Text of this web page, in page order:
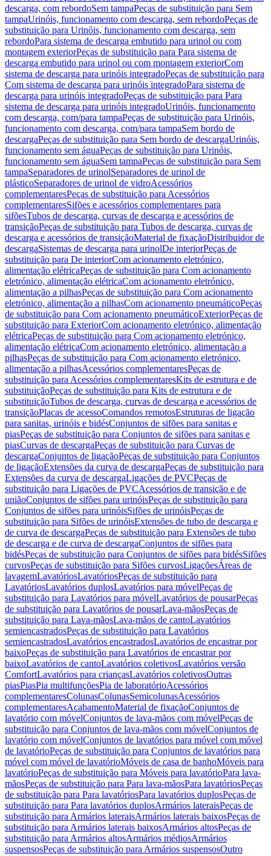
descarga, com rebordoSem tampaPeças de substituição para Sem
tampaUrinóis, funcionamento com descarga, sem rebordoPeças de
substituição para Urinóis, funcionamento com descarga, sem
rebordoPara sistema de descarga embutido para urinol ou com
montagem exteriorPeças de substituição para Para sistema de
descarga embutido para urinol ou com montagem exteriorCom
sistema de descarga para urinóis integradoPeças de substituição para
Com sistema de descarga para urinóis integradoPara sistema de
descarga para urinóis integradoPeças de substituição para Para
sistema de descarga para urinóis integradoUrinóis, funcionamento
com descarga, com/para tampaPeças de substituição para Urinóis,
funcionamento com descarga, com/para tampaSem bordo de
descargaPeças de substituição para Sem bordo de descargaUrinóis,
funcionamento sem águaPeças de substituição para Urinóis,
funcionamento sem águaSem tampaPeças de substituição para Sem
tampaSeparadores de urinolSeparadores de urinol de
plásticoSeparadores de urinol de vidroAcessórios
complementaresPeças de substituição para Acessórios
complementaresSifões e acessórios complementares para
sifõesTubos de descarga, curvas de descarga e acessórios de
transiçãoPeças de substituição para Tubos de descarga, curvas de
descarga e acessórios de transiçãoMaterial de fixaçãoDistribuidor de
descargaSistemas de descarga para urinolDe interiorPeças de
substituição para De interiorCom acionamento eletrónico,
alimentação elétricaPeças de substituição para Com acionamento
eletrónico, alimentação elétricaCom acionamento eletrónico,
alimentação a pilhasPeças de substituição para Com acionamento
eletrónico, alimentação a pilhasCom acionamento pneumáticoPeças
de substituição para Com acionamento pneumáticoExteriorPeças de
substituição para ExteriorCom acionamento eletrónico, alimentação
elétricaPeças de substituição para Com acionamento eletrónico,
alimentação elétricaCom acionamento eletrónico, alimentação a
pilhasPeças de substituição para Com acionamento eletrónico,
alimentação a pilhasAcessórios complementaresPeças de
substituição para Acessórios complementaresKits de estrutura e de
substituiçãoPeças de substituição para Kits de estrutura e de
substituiçãoTubos de descarga, curvas de descarga e acessórios de
transiçãoPlacas de acessoComandos remotosEstruturas de ligação
para sanitas, urinóis e bidésConjuntos de sifões para sanitas e
piasPeças de substituição para Conjuntos de sifões para sanitas e
piasCurvas de descargaPeças de substituição para Curvas de
descargaConjuntos de ligaçãoPeças de substituição para Conjuntos
de ligaçãoExtensões da curva de descargaPeças de substituição para
Extensões da curva de descargaLigações de PVCPeças de
substituição para Ligações de PVCAcessórios de transição e de
uniãoConjuntos de sifões para urinóisPeças de substituição para
Conjuntos de sifões para urinóisSifões de urinóisPeças de
substituição para Sifões de urinóisExtensões de tubo de descarga e
de curva de descargaPeças de substituição para Extensões de tubo
de descarga e de curva de descargaConjuntos de sifões para
bidésPeças de substituição para Conjuntos de sifões para bidésSifões
curvosPeças de substituição para Sifões curvosLigaçõesÁreas de
lavagemLavatóriosLavatóriosPeças de substituição para
LavatóriosLavatórios duplosLavatórios para móvelPeças de
substituição para Lavatórios para móvelLavatórios de pousarPeças
de substituição para Lavatórios de pousarLava-mãosPeças de
substituição para Lava-mãosLava-mãos de cantoLavatórios
semiencastradosPeças de substituição para Lavatórios
semiencastradosLavatórios encastradosLavatórios de encastrar por
baixoPeças de substituição para Lavatórios de encastrar por
baixoLavatórios de cantoLavatórios coletivosLavatórios versão
ComfortLavatórios para criançasLavatórios coletivosOutras
piasPiasPia multifunçõesPia de laboratórioAcessórios
complementaresColunasColunasSemicolunasAcessórios
complementaresAcabamentoMaterial de fixaçãoConjuntos de
lavatório com móvelConjuntos de lava-mãos com móvelPeças de
substituição para Conjuntos de lava-mãos com móvelConjuntos de
lavatório com móvelConjuntos de lavatórios para móvel com móvel
de lavatórioPeças de substituição para Conjuntos de lavatórios para
móvel com móvel de lavatórioMóveis de casa de banhoMóveis para
lavatórioPeças de substituição para Móveis para lavatórioPara lava-
mãosPeças de substituição para Para lava-mãosPara lavatóriosPeças
de substituição para Para lavatóriosPara lavatórios duplosPeças de
substituição para Para lavatórios duplosArmários lateraisPeças de
substituição para Armários lateraisArmários laterais baixosPeças de
substituição para Armários laterais baixosArmários altosPeças de
substituição para Armários altosArmários médiosArmários
suspensosPeças de substituição para Armários suspensosOutro